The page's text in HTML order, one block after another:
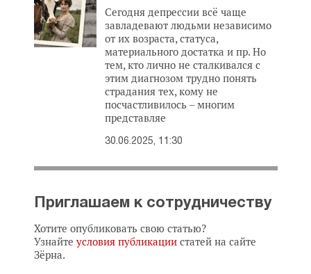
Сегодня депрессии всё чаще
завладевают людьми независимо
от их возраста, статуса,
материального достатка и пр. Но
тем, кто лично не сталкивался с
этим диагнозом трудно понять
страдания тех, кому не
посчастливилось – многим
представляе
30.06.2025, 11:30
Приглашаем к сотрудничеству
Хотите опубликовать свою статью?
Узнайте условия публикациистатей на сайте
Зёрна.